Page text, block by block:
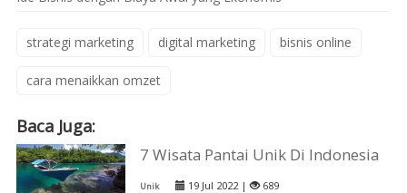
strategi marketing digital marketing bisnis online
cara menaikkan omzet
Baca Juga:
7 Wisata Pantai Unik Di Indonesia
Unik 19 Jul 2022 | 689